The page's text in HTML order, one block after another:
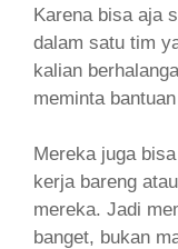
Karena bisa aja
dalam satu tim
kalian
meminta
Mereka juga
kerja bareng
mereka. Jadi
banget, bukan